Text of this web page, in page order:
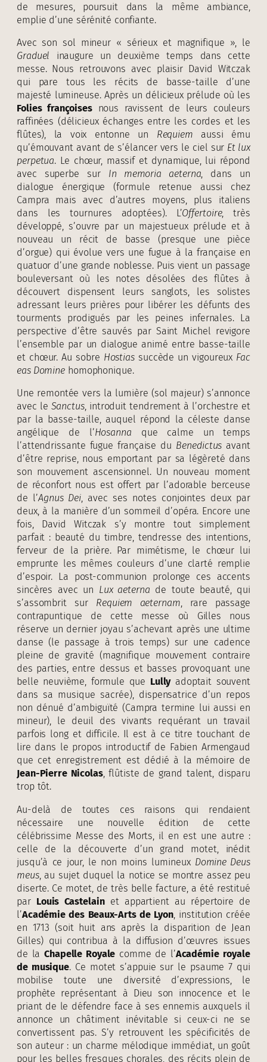
de mesures, poursuit dans la même ambiance,
emplie d’une sérénité confiante.
Avec son sol mineur « sérieux et magnifique », le
Graduel inaugure un deuxième temps dans cette
messe. Nous retrouvons avec plaisir David Witczak
qui pare tous les récits de basse-taille d’une
majesté lumineuse. Après un délicieux prélude où les
Folies françoisesnous ravissent de leurs couleurs
raffinées (délicieux échanges entre les cordes et les
flûtes), la voix entonne un Requiem aussi ému
qu’émouvant avant de s’élancer vers le ciel sur Et lux
perpetua. Le chœur, massif et dynamique, lui répond
avec superbe sur In memoria aeterna, dans un
dialogue énergique (formule retenue aussi chez
Campra mais avec d’autres moyens, plus italiens
dans les tournures adoptées). L’Offertoire, très
développé, s’ouvre par un majestueux prélude et à
nouveau un récit de basse (presque une pièce
d’orgue) qui évolue vers une fugue à la française en
quatuor d’une grande noblesse. Puis vient un passage
bouleversant où les notes désolées des flûtes à
découvert dispensent leurs sanglots, les solistes
adressant leurs prières pour libérer les défunts des
tourments prodigués par les peines infernales. La
perspective d’être sauvés par Saint Michel revigore
l’ensemble par un dialogue animé entre basse-taille
et chœur. Au sobre Hostiassuccède un vigoureux Fac
eas Domine homophonique.
Une remontée vers la lumière (sol majeur) s’annonce
avec le Sanctus, introduit tendrement à l’orchestre et
par la basse-taille, auquel répond la céleste danse
angélique de l’Hosanna que calme un temps
l’attendrissante fugue française du Benedictus avant
d’être reprise, nous emportant par sa légèreté dans
son mouvement ascensionnel. Un nouveau moment
de réconfort nous est offert par l’adorable berceuse
de l’Agnus Dei, avec ses notes conjointes deux par
deux, à la manière d’un sommeil d’opéra. Encore une
fois, David Witczak s’y montre tout simplement
parfait : beauté du timbre, tendresse des intentions,
ferveur de la prière. Par mimétisme, le chœur lui
emprunte les mêmes couleurs d’une clarté remplie
d’espoir. La post-communion prolonge ces accents
sincères avec un Lux aeterna de toute beauté, qui
s’assombrit sur Requiem aeternam, rare passage
contrapuntique de cette messe où Gilles nous
réserve un dernier joyau s’achevant après une ultime
danse (le passage à trois temps) sur une cadence
pleine de gravité (magnifique mouvement contraire
des parties, entre dessus et basses provoquant une
belle neuvième, formule que Lullyadoptait souvent
dans sa musique sacrée), dispensatrice d’un repos
non dénué d’ambiguïté (Campra termine lui aussi en
mineur), le deuil des vivants requérant un travail
parfois long et difficile. Il est à ce titre touchant de
lire dans le propos introductif de Fabien Armengaud
que cet enregistrement est dédié à la mémoire de
Jean-Pierre Nicolas, flûtiste de grand talent, disparu
trop tôt.
Au-delà de toutes ces raisons qui rendaient
nécessaire une nouvelle édition de cette
célébrissime Messe des Morts, il en est une autre :
celle de la découverte d’un grand motet, inédit
jusqu’à ce jour, le non moins lumineux Domine Deus
meus, au sujet duquel la notice se montre assez peu
diserte. Ce motet, de très belle facture, a été restitué
par Louis Castelainet appartient au répertoire de
l’Académie des Beaux-Arts de Lyon, institution créée
en 1713 (soit huit ans après la disparition de Jean
Gilles) qui contribua à la diffusion d’œuvres issues
de laChapelle Royale comme de l’Académie royale
de musique. Ce motet s’appuie sur le psaume 7 qui
mobilise toute une diversité d’expressions, le
prophète représentant à Dieu son innocence et le
priant de le défendre face à ses ennemis auxquels il
annonce un châtiment inévitable si ceux-ci ne se
convertissent pas. S’y retrouvent les spécificités de
son auteur : un charme mélodique immédiat, un goût
pour les belles fresques chorales, des récits plein de